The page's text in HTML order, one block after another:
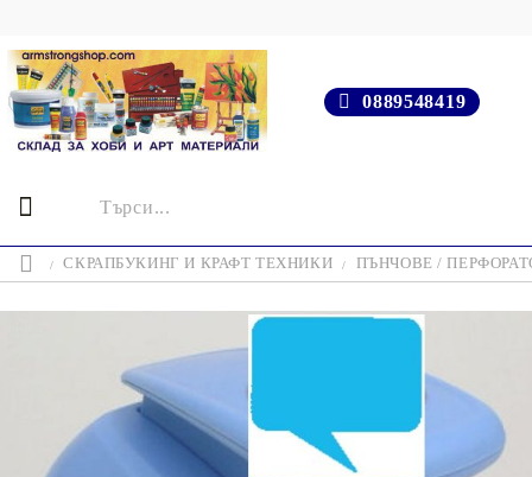
0889548419
СКРАПБУКИНГ И КРАФТ ТЕХНИКИ ПЪНЧОВЕ /